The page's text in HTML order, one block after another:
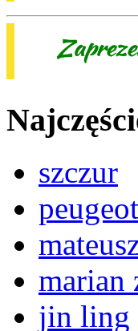
szczur
marian
jin ling